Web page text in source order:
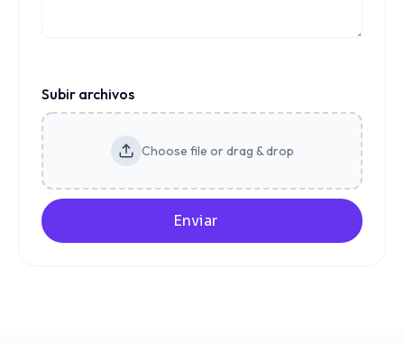
Subir archivos
Choose file or drag & drop
Enviar